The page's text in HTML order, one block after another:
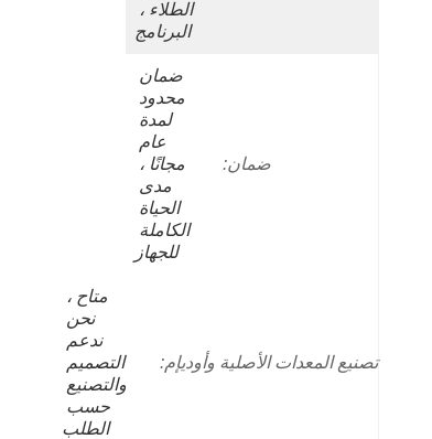
البرنامج
ضمان:
للجهاز
تصنيع المعدات الأصلية وأوديإم:
الطلب